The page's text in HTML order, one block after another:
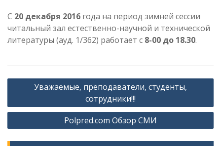
С 20 декабря 2016 года на период зимней сессии
читальный зал естественно-научной и технической
литературы (ауд. 1/362) работает с 8-00 до 18.30.
Навигация
записям
Уважаемые, преподаватели, студенты,
сотрудники!!!
Polpred.com Обзор СМИ